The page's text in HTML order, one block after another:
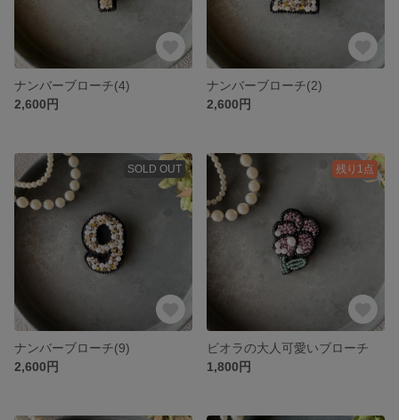
ナンバーブローチ(4)
2,600円
ナンバーブローチ(2)
2,600円
SOLD OUT
ナンバーブローチ(9)
2,600円
残り1点
ビオラの大人可愛いブローチ
1,800円